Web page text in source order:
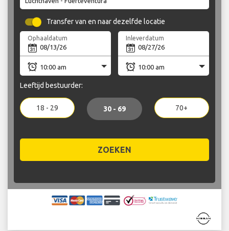
Transfer van en naar dezelfde locatie
Ophaaldatum Inleverdatum
Leeftijd bestuurder:
18 - 29 30 - 69 70+
ZOEKEN